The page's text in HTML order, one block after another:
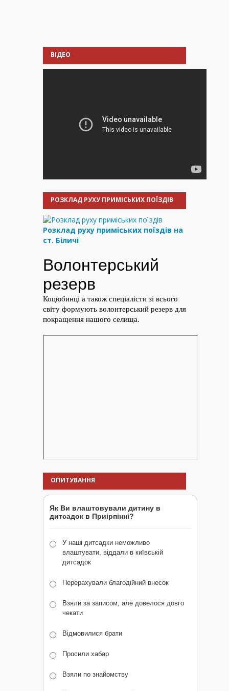
ВІДЕО
РОЗКЛАД РУХУ ПРИМІСЬКИХ ПОЇЗДІВ
Розклад руху приміських поїздів на
ст. Біличі
ОПИТУВАННЯ
Як Ви влаштовували дитину в
дитсадок в Приірпінні?
У наші дитсадки неможливо
влаштувати, віддали в київській
дитсадок
Перерахували благодійний внесок
Взяли за записом, але довелося довго
чекати
Відмовилися брати
Просили хабар
Взяли по знайомству